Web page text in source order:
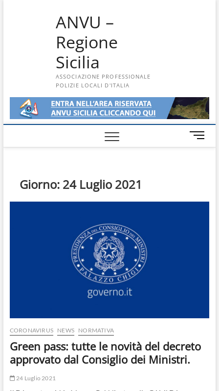
ANVU –
Regione
Sicilia
ASSOCIAZIONE PROFESSIONALE
POLIZIE LOCALI D'ITALIA
M
e
Giorno: 24 Luglio 2021
CORONAVIRUS NEWS NORMATIVA
Green pass: tutte le novità del decreto
approvato dal Consiglio dei Ministri.
24 Luglio 2021